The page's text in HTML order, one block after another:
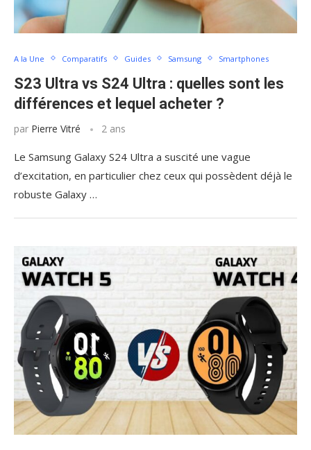
A la Une Comparatifs Guides Samsung Smartphones
S23 Ultra vs S24 Ultra : quelles sont les
différences et lequel acheter ?
par Pierre Vitré 2 ans
Le Samsung Galaxy S24 Ultra a suscité une vague
d’excitation, en particulier chez ceux qui possèdent déjà le
robuste Galaxy …